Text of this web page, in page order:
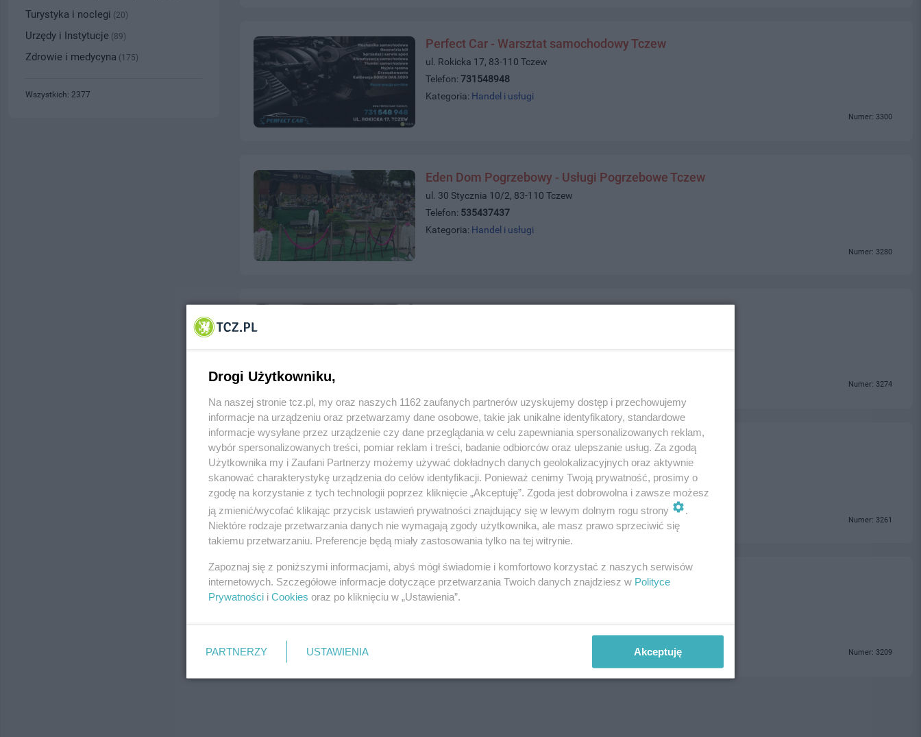
Perfect Car - Warsztat samochodowy Tczew
ul. Rokicka 17, 83-110 Tczew
Telefon:731548948
Kategoria: Handel i usługi
Numer: 3300
Eden Dom Pogrzebowy - Usługi Pogrzebowe Tczew
ul. 30 Stycznia 10/2, 83-110 Tczew
Telefon: 535437437
Kategoria: Handel i usługi
Numer: 3280
Numer: 3274
Skup Aut Samochodów Tczew i Okolice
ul. Tczewska 31, 83-032 Kolnik
Telefon:794430044
Kategoria:Handel i usługi
Numer: 3261
Eko Komes
ul. Tczewska 44, 83-032 Kolnik
Numer: 3209
Turystyka i noclegi (20)
Urzędy i Instytucje (89)
Zdrowie i medycyna (175)
Wszystkich: 2377
Drogi Użytkowniku,
Na naszej stronie tcz.pl, my oraz naszych 1162 zaufanych partnerów uzyskujemy dostęp i przechowujemy
informacje na urządzeniu oraz przetwarzamy dane osobowe, takie jak unikalne identyfikatory, standardowe
informacje wysyłane przez urządzenie czy dane przeglądania w celu zapewniania spersonalizowanych reklam,
wybór spersonalizowanych treści, pomiar reklam i treści, badanie odbiorców oraz ulepszanie usług. Za zgodą
Użytkownika my i Zaufani Partnerzy możemy używać dokładnych danych geolokalizacyjnych oraz aktywnie
skanować charakterystykę urządzenia do celów identyfikacji. Ponieważ cenimy Twoją prywatność, prosimy o
zgodę na korzystanie z tych technologii poprzez kliknięcie „Akceptuję”. Zgoda jest dobrowolna i zawsze możesz
ją zmienić/wycofać klikając przycisk ustawień prywatności znajdujący się w lewym dolnym rogu strony
.
Niektóre rodzaje przetwarzania danych nie wymagają zgody użytkownika, ale masz prawo sprzeciwić się
takiemu przetwarzaniu. Preferencje będą miały zastosowania tylko na tej witrynie.
Zapoznaj się z poniższymi informacjami, abyś mógł świadomie i komfortowo korzystać z naszych serwisów
internetowych. Szczegółowe informacje dotyczące przetwarzania Twoich danych znajdziesz w Polityce
Prywatności i Cookies oraz po kliknięciu w „Ustawienia”.
PARTNERZY USTAWIENIA Akceptuję